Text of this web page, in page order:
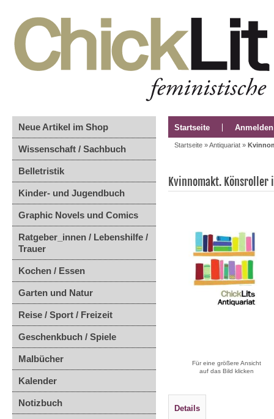
Neue Artikel im Shop
Wissenschaft / Sachbuch
Belletristik
Kinder- und Jugendbuch
Graphic Novels und Comics
Ratgeber_innen / Lebenshilfe /
Trauer
Kochen / Essen
Garten und Natur
Reise / Sport / Freizeit
Geschenkbuch / Spiele
Malbücher
Kalender
Notizbuch
Startseite Anmelden
Startseite »Antiquariat »
Kvinnomakt.
Für eine größere Ansicht
auf das Bild klicken
Details